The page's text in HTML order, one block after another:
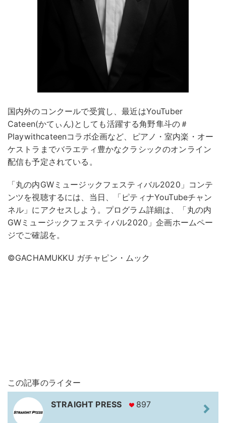
国内外のコンクールで受賞し、最近はYouTuber
Cateen(かてぃん)としても活躍する角野隼斗の＃
Playwithcateenコラボ企画など、ピアノ・室内楽・オー
ケストラまでバラエティ豊かなクラシックのオンライン
配信も予定されている。
「丸の内GWミュージックフェスティバル2020」コンテ
ンツを視聴するには、当日、「ピティナYouTubeチャン
ネル」にアクセスしよう。プログラム詳細は、「丸の内
GWミュージックフェスティバル2020」企画ホームペー
ジでご確認を。
©GACHAMUKKU ガチャピン・ムック
この記事のライター
STRAIGHT PRESS 897